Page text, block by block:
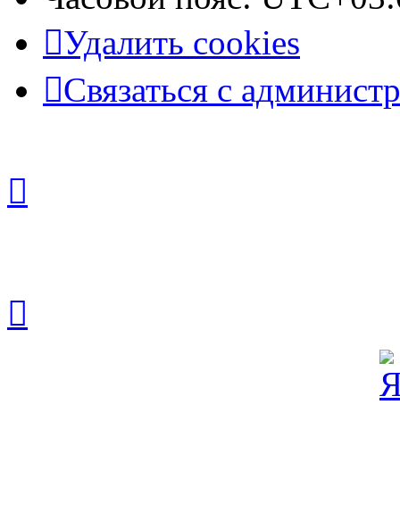
Удалить cookies
Связаться с